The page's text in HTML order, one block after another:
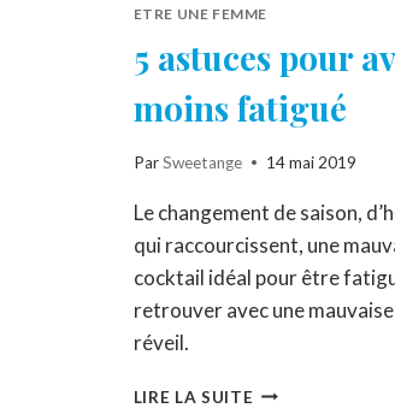
ETRE UNE FEMME
5 astuces pour
moins fatigué
Par Sweetange 14 mai 2019
Le changement de saison,
qui raccourcissent, une
cocktail idéal pour être
retrouver avec une mauvaise
réveil.
LIRE LA SUITE